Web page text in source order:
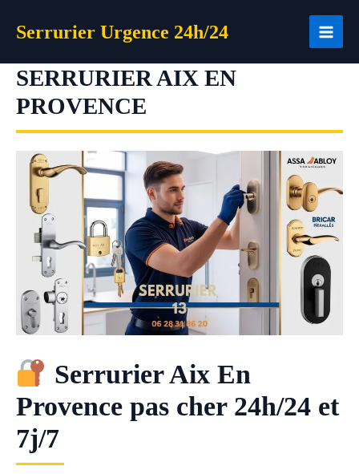
Serrurier Urgence 24h/24
SERRURIER AIX EN
PROVENCE
Serrurier Aix En
Provence pas cher 24h/24 et
7j/7